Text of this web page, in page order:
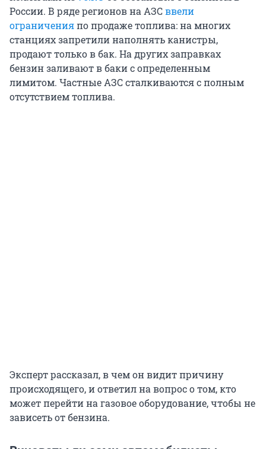
России. В ряде регионов на АЗСввели
ограниченияпо продаже топлива: на многих
станциях запретили наполнять канистры,
продают только в бак. На других заправках
бензин заливают в баки с определенным
лимитом. Частные АЗС сталкиваются с полным
отсутствием топлива.
Эксперт рассказал, в чем он видит причину
происходящего, и ответил на вопрос о том, кто
может перейти на газовое оборудование, чтобы не
зависеть от бензина.